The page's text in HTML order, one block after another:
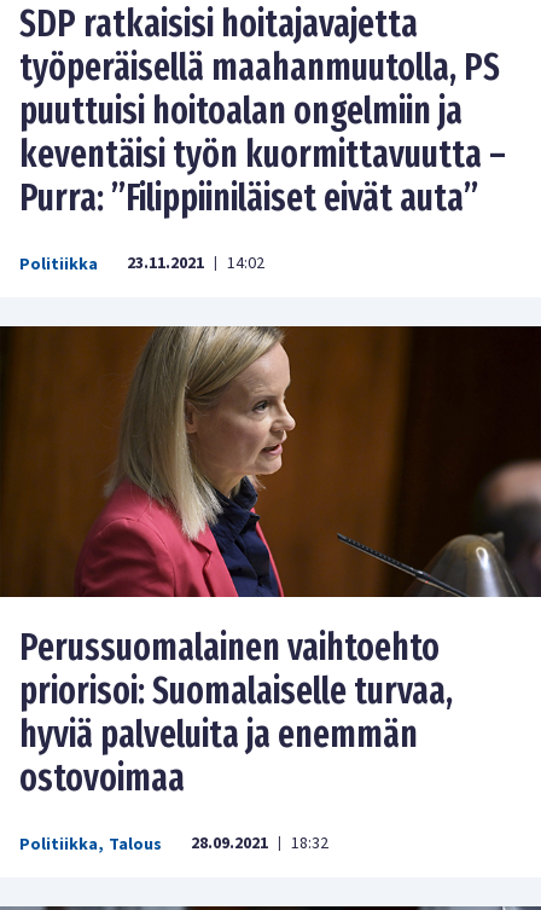
SDP ratkaisisi hoitajavajetta
työperäisellä maahanmuutolla, PS
puuttuisi hoitoalan ongelmiin ja
keventäisi työn kuormittavuutta –
Purra: ”Filippiiniläiset eivät auta”
Politiikka 23.11.2021 | 14:02
Perussuomalainen vaihtoehto
priorisoi: Suomalaiselle turvaa,
hyviä palveluita ja enemmän
ostovoimaa
Politiikka, Talous 28.09.2021 | 18:32